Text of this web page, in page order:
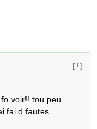
[ ! ]
voir!! tou peu
fai d fautes